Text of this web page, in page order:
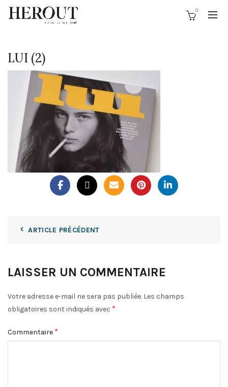
0
LUI (2)
ARTICLE PRÉCÉDENT
LAISSER UN COMMENTAIRE
Votre adresse e-mail ne sera pas publiée. Les champs
obligatoires sont indiqués avec *
Commentaire *